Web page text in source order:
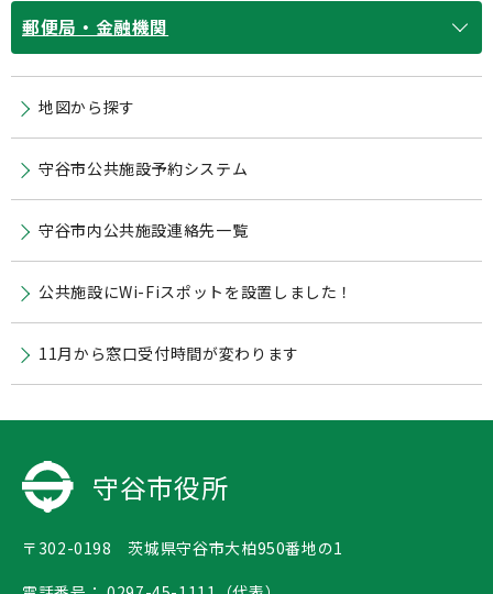
郵便局・金融機関
地図から探す
守谷市公共施設予約システム
守谷市内公共施設連絡先一覧
公共施設にWi-Fiスポットを設置しました！
11月から窓口受付時間が変わります
守谷市役所
〒302-0198 茨城県守谷市大柏950番地の1